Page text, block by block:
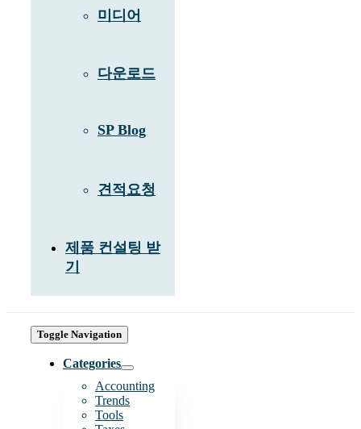
미디어
다운로드
SP Blog
견적요청
제품 컨설팅 받
기
Toggle Navigation
Categories
Accounting
Trends
Tools